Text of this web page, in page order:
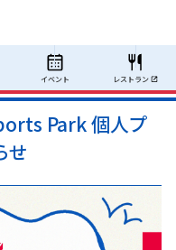
イベント レストラン
Park 個人プ
せ